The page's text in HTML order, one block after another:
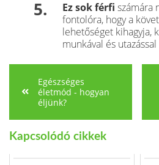
Ez sok férfi számára
fontolóra, hogy a
lehetőséget kihagyja,
munkával és
Egészséges
életmód - hogyan
éljünk?
Kapcsolódó cikkek